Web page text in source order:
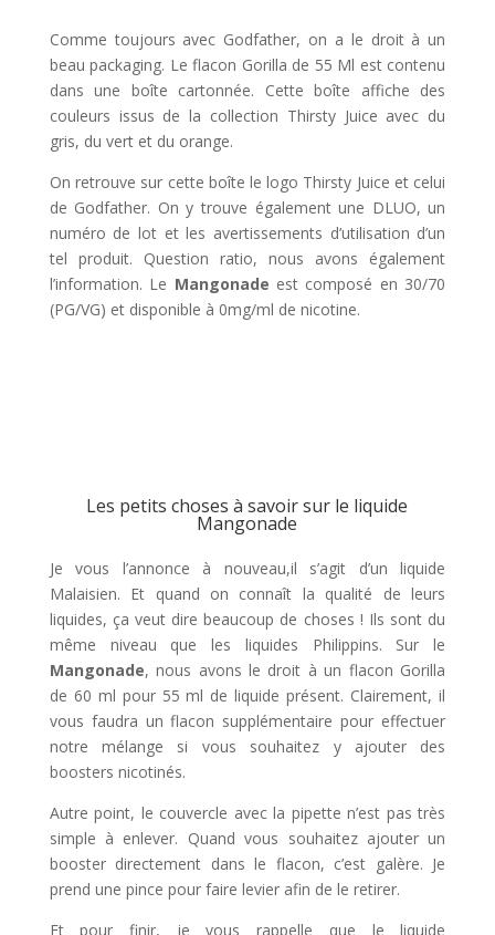
Comme toujours avec Godfather, on a le droit à un
beau packaging. Le flacon Gorilla de 55 Ml est contenu
dans une boîte cartonnée. Cette boîte affiche des
couleurs issus de la collection Thirsty Juice avec du
gris, du vert et du orange.
On retrouve sur cette boîte le logo Thirsty Juice et celui
de Godfather. On y trouve également une DLUO, un
numéro de lot et les avertissements d’utilisation d’un
tel produit. Question ratio, nous avons également
l’information. Le Mangonade est composé en 30/70
(PG/VG) et disponible à 0mg/ml de nicotine.
Les petits choses à savoir sur le liquide
Mangonade
Je vous l’annonce à nouveau,il s’agit d’un liquide
Malaisien. Et quand on connaît la qualité de leurs
liquides, ça veut dire beaucoup de choses ! Ils sont du
même niveau que les liquides Philippins. Sur le
Mangonade, nous avons le droit à un flacon Gorilla
de 60 ml pour 55 ml de liquide présent. Clairement, il
vous faudra un flacon supplémentaire pour effectuer
notre mélange si vous souhaitez y ajouter des
boosters nicotinés.
Autre point, le couvercle avec la pipette n’est pas très
simple à enlever. Quand vous souhaitez ajouter un
booster directement dans le flacon, c’est galère. Je
prend une pince pour faire levier afin de le retirer.
Et pour finir, je vous rappelle que le liquide